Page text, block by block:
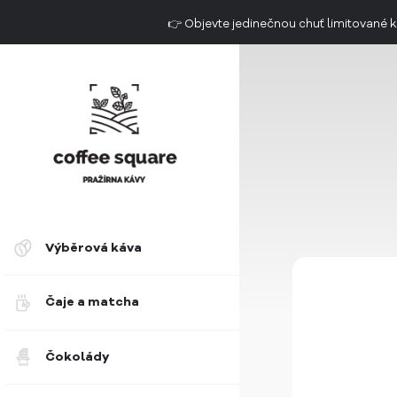
👉 Objevte jedinečnou chuť limitované
Doručení do 2. dne už od 49
Výběrová káva
Čaje a matcha
Čokolády